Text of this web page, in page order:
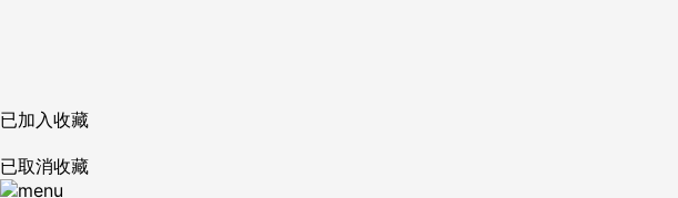
已加入收藏
已取消收藏